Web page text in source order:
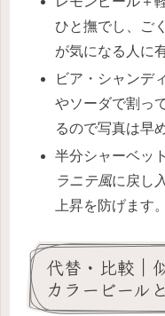
ひと撫でし、ご
が気になる人に
ビア・シャンデ
やソーダで割っ
るので写真は早
半分シャーベッ
ラニテ風に戻し
上昇を防げます。
代替・比較｜
カラービール